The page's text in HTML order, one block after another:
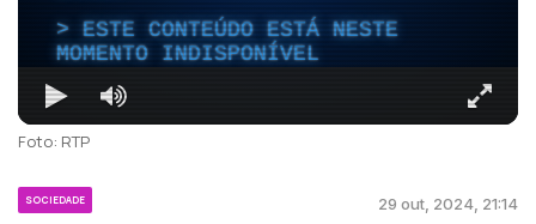
ESTE CONTEÚDO ESTÁ NESTE
MOMENTO INDISPONÍVEL
Foto: RTP
SOCIEDADE 29 out, 2024, 21:14